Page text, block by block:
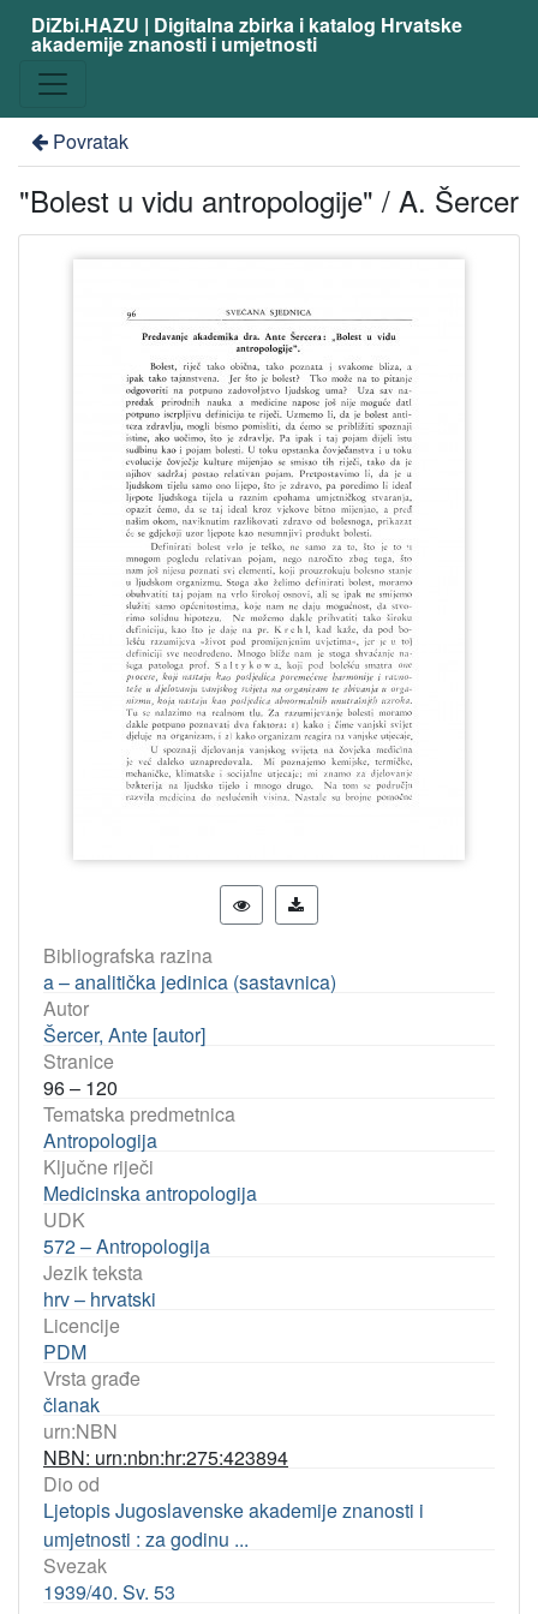
DiZbi.HAZU | Digitalna zbirka i katalog Hrvatske
akademije znanosti i umjetnosti
Povratak
"Bolest u vidu antropologije" / A. Šercer
Bibliografska razina
a – analitička jedinica (sastavnica)
Autor
Šercer, Ante [autor]
Stranice
96 – 120
Tematska predmetnica
Antropologija
Ključne riječi
Medicinska antropologija
UDK
572 – Antropologija
Jezik teksta
hrv – hrvatski
Licencije
PDM
Vrsta građe
članak
urn:NBN
NBN: urn:nbn:hr:275:423894
Dio od
Ljetopis Jugoslavenske akademije znanosti i
umjetnosti : za godinu ...
Svezak
1939/40. Sv. 53